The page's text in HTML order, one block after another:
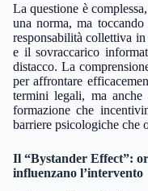
La questione è
una norma, ma
responsabilità collettiva
e il sovraccarico
distacco. La
per affrontare
termini legali, ma anche
formazione che
barriere psicologiche che
Il “Bystander Effect”:
influenzano l’intervento